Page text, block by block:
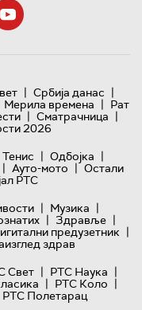
| Србија данас |
Мерила времена | Рат
| Сматрачница |
2026
Тенис | Одбојка |
| Ауто-мото | Остали
РТС
| Музика |
| Здравље |
предузетник |
здрав
Свет | РТС Наука |
| РТС Коло |
РТС Полетарац